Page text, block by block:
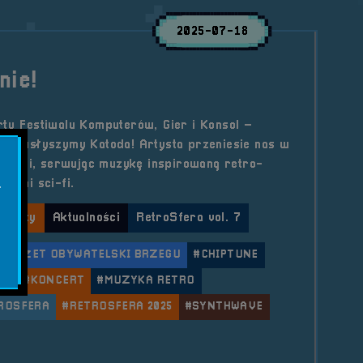
2025-07-18
Festiwalu Komputerów, Gier i Konsol –
usłyszymy Katoda! Artysta przeniesie nas w
serwując muzykę inspirowaną retro-
sci-fi.
Party Aktualności RetroSfera vol. 7
OBYWATELSKI BRZEGU #CHIPTUNE
#KONCERT #MUZYKA RETRO
#RETROSFERA 2025 #SYNTHWAVE
Katod na scenie!